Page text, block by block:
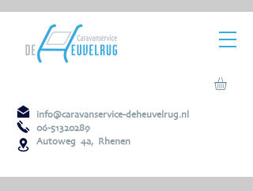
info@caravanservice-deheuvelrug.nl
06-51320289
Autoweg 4a, Rhenen